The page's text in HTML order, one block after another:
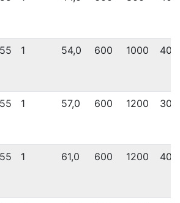
55 1 54,0 600 1000 400
55 1 57,0 600 1200 300
55 1 61,0 600 1200 400